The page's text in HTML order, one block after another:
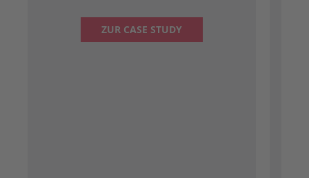
ZUR CASE STUDY